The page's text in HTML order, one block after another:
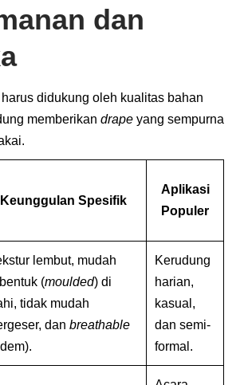
dan
harus didukung oleh kualitas bahan
memberikan drape yang sempurna
Keunggulan Spesifik
Aplikasi
Populer
lembut, mudah
(moulded) di
tidak mudah
dan breathable
Kerudung
harian,
kasual,
dan semi-
formal.